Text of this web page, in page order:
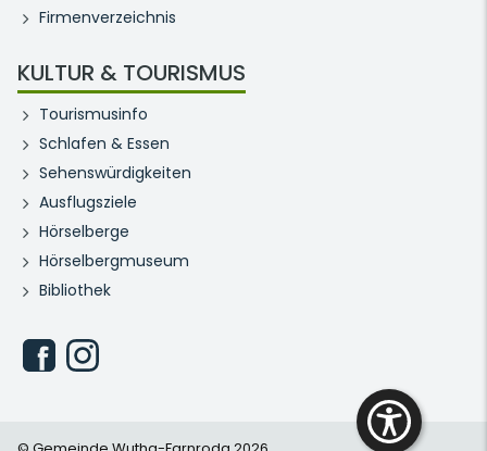
Firmenverzeichnis
KULTUR & TOURISMUS
Tourismusinfo
Schlafen & Essen
Sehenswürdigkeiten
Ausflugsziele
Hörselberge
Hörselbergmuseum
Bibliothek